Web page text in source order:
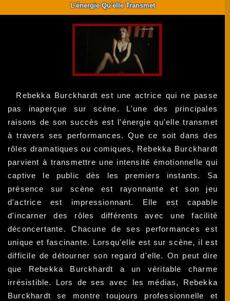
L'énergie Qu'elle Transmet
Rebekka Burckhardt est une actrice qui ne passe
pas inaperçue sur scène. L'une des principales
raisons de son succès est l'énergie qu'elle transmet
à travers ses performances. Que ce soit dans des
rôles dramatiques ou comiques, Rebekka Burckhardt
parvient à transmettre une intensité émotionnelle qui
captive le public dès les premiers instants. Sa
présence sur scène est rayonnante et son jeu
d'actrice est impressionnant. Elle est capable
d'incarner des rôles différents avec une facilité
déconcertante. Chacune de ses performances est
unique et fascinante. Lorsqu'elle est sur scène, il est
difficile de détourner son regard d'elle. On peut dire
que Rebekka Burckhardt a un véritable charme
irrésistible. Lors de ses avec les médias, Rebekka
Burckhardt se montre toujours professionnelle et